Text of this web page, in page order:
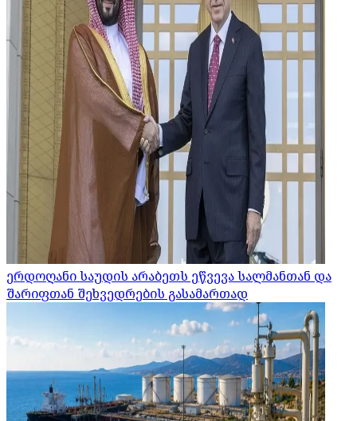
ერდოღანი საუდის არაბეთს ეწვევა სალმანთან და
შარიფთან შეხვედრების გასამართად